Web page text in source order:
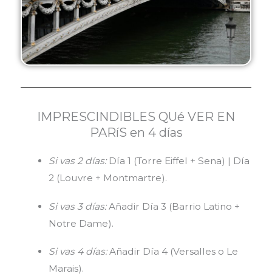
IMPRESCINDIBLES QUé VER EN
PARíS en 4 días
Si vas 2 días:Día 1 (Torre Eiffel + Sena) | Día
2 (Louvre + Montmartre).
Si vas 3 días:Añadir Día 3 (Barrio Latino +
Notre Dame).
Si vas 4 días:Añadir Día 4 (Versalles o Le
Marais).